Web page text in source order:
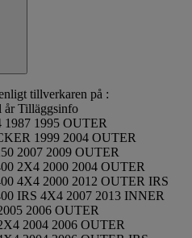
tillverkaren på :
år Tilläggsinfo
1995 OUTER
1999 2004 OUTER
2007 2009 OUTER
2X4 2000 2004 OUTER
4X4 2000 2012 OUTER IRS
IRS 4X4 2007 2013 INNER
2006 OUTER
2004 2006 OUTER